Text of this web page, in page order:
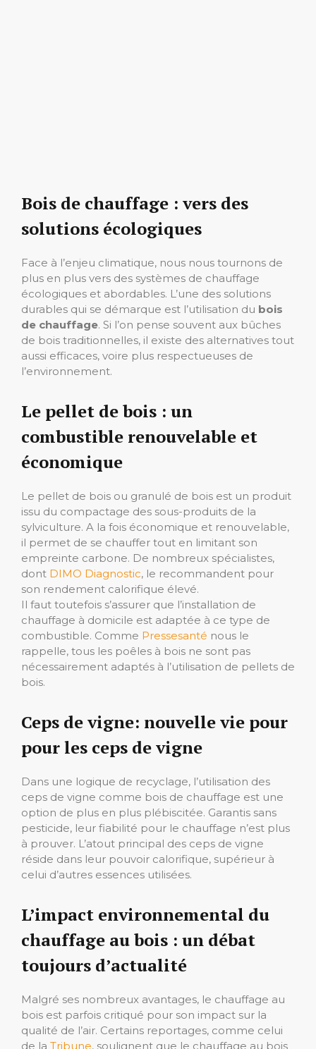
Bois de chauffage : vers des
solutions écologiques
Face à l’enjeu climatique, nous nous tournons de
plus en plus vers des systèmes de chauffage
écologiques et abordables. L’une des solutions
durables qui se démarque est l’utilisation du bois
de chauffage. Si l’on pense souvent aux bûches
de bois traditionnelles, il existe des alternatives tout
aussi efficaces, voire plus respectueuses de
l’environnement.
Le pellet de bois : un
combustible renouvelable et
économique
Le pellet de bois ou granulé de bois est un produit
issu du compactage des sous-produits de la
sylviculture. A la fois économique et renouvelable,
il permet de se chauffer tout en limitant son
empreinte carbone. De nombreux spécialistes,
dont DIMO Diagnostic, le recommandent pour
son rendement calorifique élevé.
Il faut toutefois s’assurer que l’installation de
chauffage à domicile est adaptée à ce type de
combustible. Comme Pressesanté nous le
rappelle, tous les poêles à bois ne sont pas
nécessairement adaptés à l’utilisation de pellets de
bois.
Ceps de vigne: nouvelle vie pour
pour les ceps de vigne
Dans une logique de recyclage, l’utilisation des
ceps de vigne comme bois de chauffage est une
option de plus en plus plébiscitée. Garantis sans
pesticide, leur fiabilité pour le chauffage n’est plus
à prouver. L’atout principal des ceps de vigne
réside dans leur pouvoir calorifique, supérieur à
celui d’autres essences utilisées.
L’impact environnemental du
chauffage au bois : un débat
toujours d’actualité
Malgré ses nombreux avantages, le chauffage au
bois est parfois critiqué pour son impact sur la
qualité de l’air. Certains reportages, comme celui
de la Tribune, soulignent que le chauffage au bois